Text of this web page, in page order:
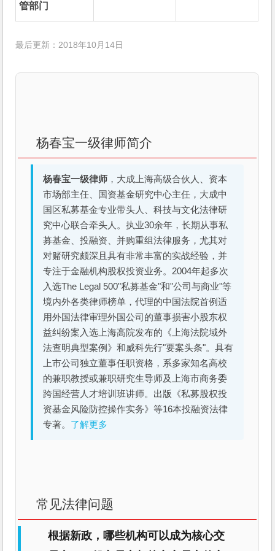
管部门
最后更新：2018年10月14日
杨春宝一级律师简介
杨春宝一级律师 ，大成上海高级合伙人、资本
市场部主任、国资基金研究中心主任，大成中
国区私募基金专业带头人、科技与文化法律研
究中心联合牵头人。执业30余年，长期从事私
募基金、投融资、并购重组法律服务，尤其对
对赌研究颇深且具有非常丰富的实战经验，并
专注于金融机构股权投资业务。2004年起多次
入选The Legal 500"私募基金"和"公司与商业"等
境内外各类律师榜单，代理的中国法院首例适
用外国法律审理外国公司的董事损害小股东权
益纠纷案入选上海高院发布的《上海法院域外
法查明典型案例》和威科先行"要案头条"。具有
上市公司独立董事任职资格，系多家知名高校
的兼职教授或兼职研究生导师及上海市商务委
跨国经营人才培训班讲师。出版《私募股权投
资基金风险防控操作实务》等16本投融资法律
专著。 了解更多
常见法律问题
根据新政，哪些机构可以成为核心交